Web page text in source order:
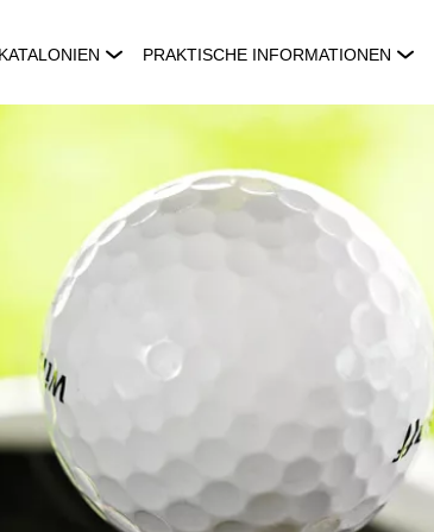
PRAKTISCHE INFORMATIONEN